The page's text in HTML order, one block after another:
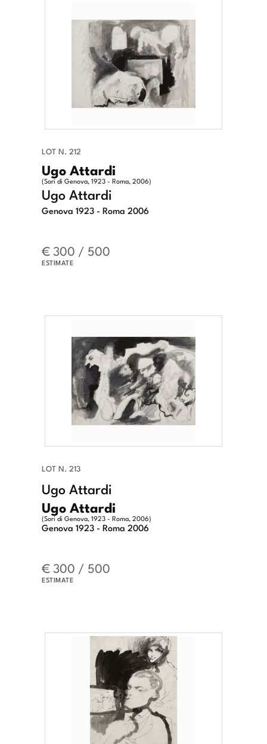
LOT N. 212
Ugo Attardi
(Sori di Genova, 1923 - Roma, 2006)
Ugo Attardi
Genova 1923 - Roma 2006
€ 300 / 500
ESTIMATE
LOT N. 213
Ugo Attardi
(Sori di Genova, 1923 - Roma, 2006)
Ugo Attardi
Genova 1923 - Roma 2006
€ 300 / 500
ESTIMATE